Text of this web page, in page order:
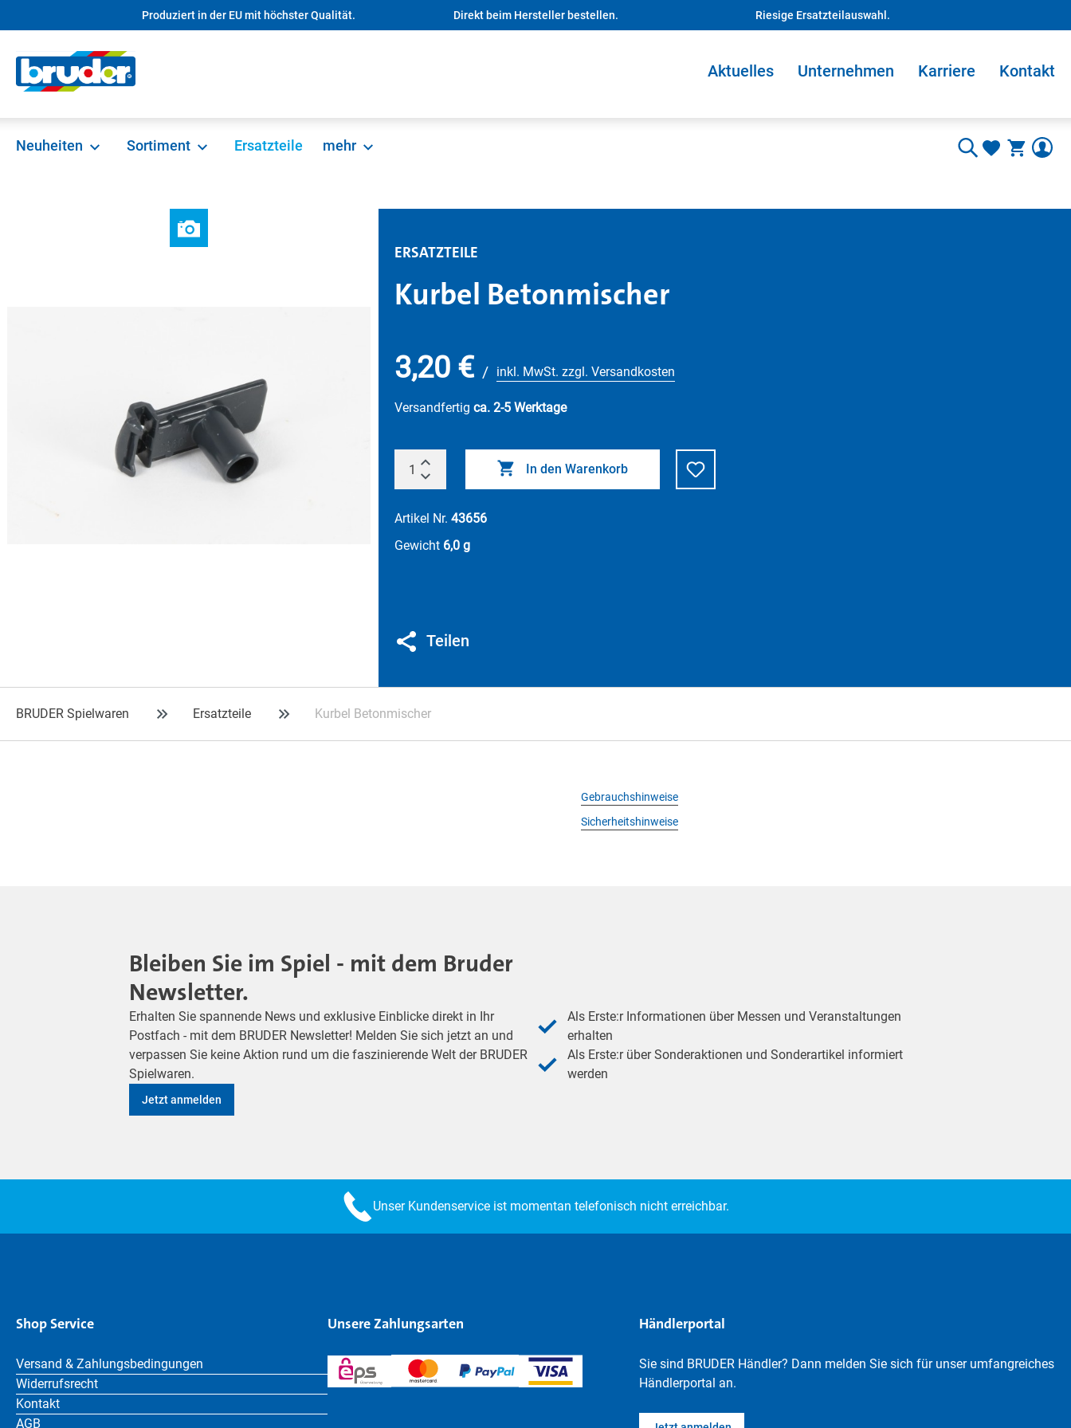
Zur Hauptnavigation springenProduziert in der EU mit höchster Qualität. Direkt beim Hersteller bestellen. Riesige Ersatzteilauswahl.
Aktuelles Unternehmen Karriere Kontakt
Neuheiten Sortiment Ersatzteile mehr
ERSATZTEILE
Kurbel Betonmischer
3,20 € / inkl. MwSt. zzgl. Versandkosten
Versandfertig ca. 2-5 Werktage
In den Warenkorb
Artikel Nr. 43656
Gewicht 6,0 g
Teilen
BRUDER Spielwaren Ersatzteile Kurbel Betonmischer
Gebrauchshinweise
Sicherheitshinweise
Bleiben Sie im Spiel - mit dem Bruder
Newsletter.
Erhalten Sie spannende News und exklusive Einblicke direkt in Ihr
Postfach - mit dem BRUDER Newsletter! Melden Sie sich jetzt an und
verpassen Sie keine Aktion rund um die faszinierende Welt der BRUDER
Spielwaren.
Jetzt anmelden
Als Erste:r Informationen über Messen und Veranstaltungen
erhalten
Als Erste:r über Sonderaktionen und Sonderartikel informiert
werden
Unser Kundenservice ist momentan telefonisch nicht erreichbar.
Shop Service
Versand & Zahlungsbedingungen
Widerrufsrecht
Kontakt
AGB
Unsere Zahlungsarten Händlerportal
Sie sind BRUDER Händler? Dann melden Sie sich für unser umfangreiches
Händlerportal an.